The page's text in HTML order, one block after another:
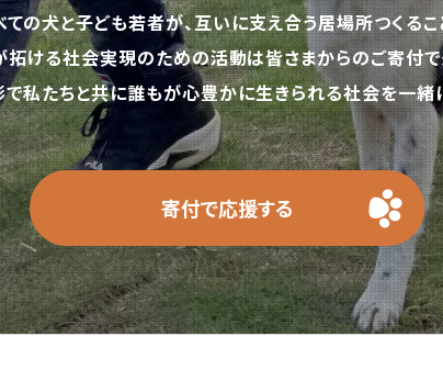
ての犬と子ども若者が、互いに支え合う居場所つくるこ
ける社会実現のための活動は皆さまからのご寄付で
私たちと共に誰もが心豊かに生きられる社会を一緒に
寄付で応援する